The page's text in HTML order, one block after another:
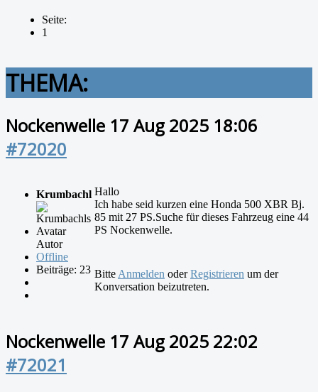
Seite:
1
THEMA:
Nockenwelle 17 Aug 2025 18:06
#72020
Krumbachl
Autor
Offline
Beiträge: 23
Hallo
Ich habe seid kurzen eine Honda 500 XBR Bj.
85 mit 27 PS.Suche für dieses Fahrzeug eine 44
PS Nockenwelle.
Bitte Anmelden oderRegistrieren um der
Konversation beizutreten.
Nockenwelle 17 Aug 2025 22:02
#72021